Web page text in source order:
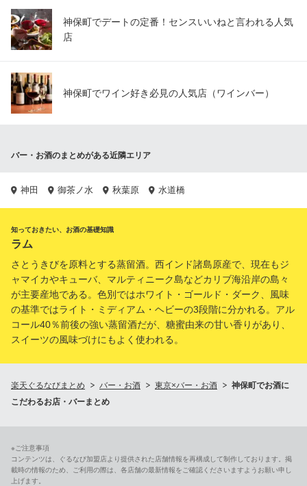
神保町でデートの定番！センスいいねと言われる人気
店
神保町でワイン好き必見の人気店（ワインバー）
バー・お酒のまとめがある近隣エリア
神田 御茶ノ水 秋葉原 水道橋
知っておきたい、お酒の基礎知識
ラム
さとうきびを原料とする蒸留酒。西インド諸島原産で、現在もジ
ャマイカやキューバ、マルティニーク島などカリブ海沿岸の島々
が主要産地である。色別ではホワイト・ゴールド・ダーク、風味
の基準ではライト・ミディアム・ヘビーの3段階に分かれる。アル
コール40％前後の強い蒸留酒だが、糖蜜由来の甘い香りがあり、
スイーツの風味づけにもよく使われる。
楽天ぐるなびまとめ バー・お酒 東京×バー・お酒
神保町でお酒に
こだわるお店・バーまとめ
※ご注意事項
コンテンツは、ぐるなび加盟店より提供された店舗情報を再構成して制作しております。掲
載時の情報のため、ご利用の際は、各店舗の最新情報をご確認くださいますようお願い申し
上げます。